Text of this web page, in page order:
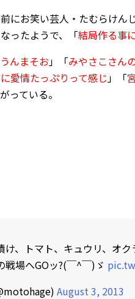
にお笑い芸人・たむらけ
ったようで、「結局作る事
うんまそお」「みやさこさん
愛情たっぷりって感じ 」「
っている。
け、トマト、キュウリ、オ
戦場へGOッ?(￣^￣)ゞ
August 3, 2013